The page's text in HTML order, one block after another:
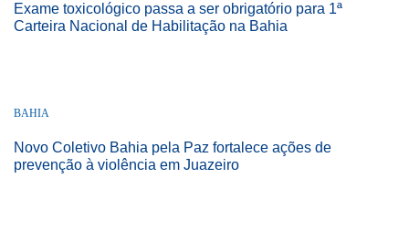
Exame toxicológico passa a ser obrigatório para 1ª
Carteira Nacional de Habilitação na Bahia
BAHIA
Novo Coletivo Bahia pela Paz fortalece ações de
prevenção à violência em Juazeiro